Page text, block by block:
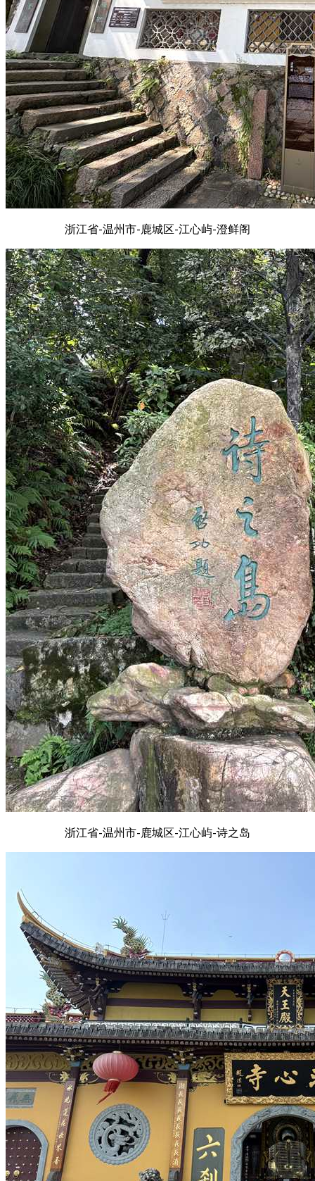
浙江省-温州市-鹿城区-江心屿-澄鲜阁
浙江省-温州市-鹿城区-江心屿-诗之岛